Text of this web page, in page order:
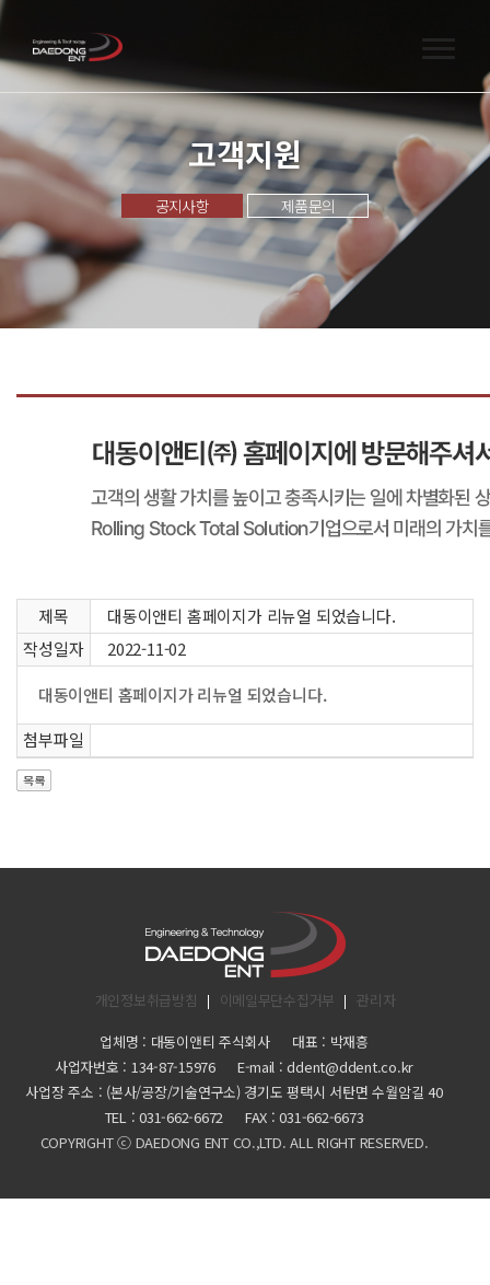
고객지원
공지사항 제품문의
제목
대동이앤티 홈페이지가 리뉴얼 되었습니다.
작성일자
2022-11-02
대동이앤티 홈페이지가 리뉴얼 되었습니다.
첨부파일
개인정보취급방침 이메일무단수집거부
관리자
업체명 : 대동이앤티 주식회사
대표 : 박재흥
사업자번호 : 134-87-15976
E-mail : ddent@ddent.co.kr
사업장 주소 : (본사/공장/기술연구소) 경기도 평택시 서탄면 수월암길 40
TEL :031-662-6672 FAX :031-662-6673
COPYRIGHT ⓒ DAEDONG ENT CO.,LTD. ALL RIGHT RESERVED.